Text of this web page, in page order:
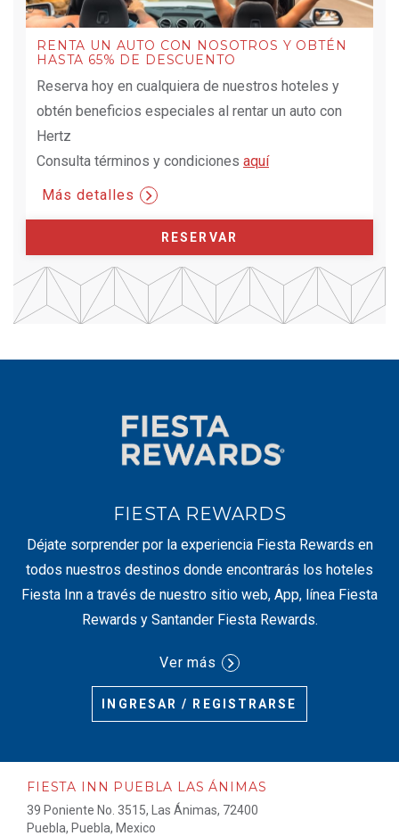
RENTA UN AUTO CON NOSOTROS Y OBTÉN
HASTA 65% DE DESCUENTO
Reserva hoy en cualquiera de nuestros hoteles y
obtén beneficios especiales al rentar un auto con
Hertz
Consulta términos y condiciones aquí
Más detalles
RESERVAR
FIESTA REWARDS
Déjate sorprender por la experiencia Fiesta Rewards en
todos nuestros destinos donde encontrarás los hoteles
Fiesta Inn a través de nuestro sitio web, App, línea Fiesta
Rewards y Santander Fiesta Rewards.
Ver más
INGRESAR / REGISTRARSE
FIESTA INN PUEBLA LAS ÁNIMAS
39 Poniente No. 3515, Las Ánimas, 72400
Puebla, Puebla, Mexico